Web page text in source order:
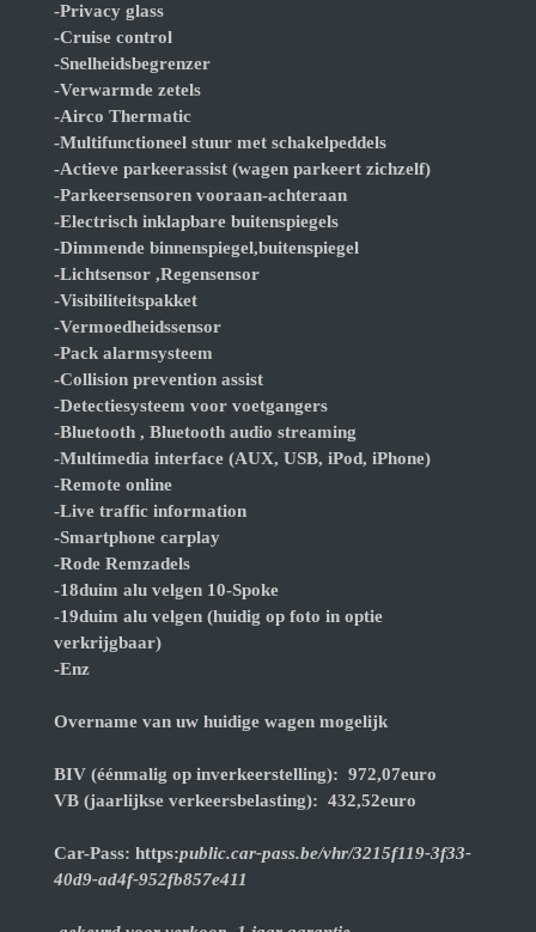
-Privacy glass
-Cruise control
-Snelheidsbegrenzer
-Verwarmde zetels
-Airco Thermatic
-Multifunctioneel stuur met schakelpeddels
-Actieve parkeerassist (wagen parkeert zichzelf)
-Parkeersensoren vooraan-achteraan
-Electrisch inklapbare buitenspiegels
-Dimmende binnenspiegel,buitenspiegel
-Lichtsensor ,Regensensor
-Visibiliteitspakket
-Vermoedheidssensor
-Pack alarmsysteem
-Collision prevention assist
-Detectiesysteem voor voetgangers
-Bluetooth , Bluetooth audio streaming
-Multimedia interface (AUX, USB, iPod, iPhone)
-Remote online
-Live traffic information
-Smartphone carplay
-Rode Remzadels
-18duim alu velgen 10-Spoke
-19duim alu velgen (huidig op foto in optie
verkrijgbaar)
-Enz
Overname van uw huidige wagen mogelijk
BIV (éénmalig op inverkeerstelling): 972,07euro
VB (jaarlijkse verkeersbelasting): 432,52euro
Car-Pass: https:public.car-pass.be/vhr/3215f119-3f33-
40d9-ad4f-952fb857e411